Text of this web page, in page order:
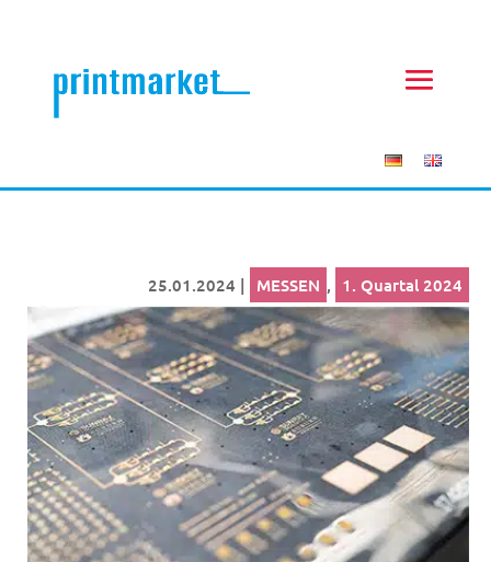
25.01.2024 | MESSEN , 1. Quartal 2024